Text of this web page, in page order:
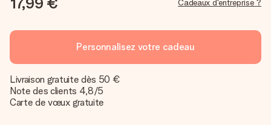
Cadeaux d'entreprise ?
Personnalisez votre cadeau
Livraison gratuite dès 50 €
Note des clients 4,8/5
Carte de vœux gratuite